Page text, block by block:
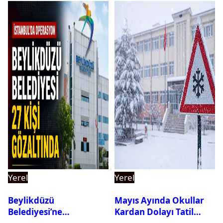
Yerel
Beylikdüzü
Belediyesi’ne
Yerel
Mayıs Ayında Okullar
Kardan Dolayı Tatil